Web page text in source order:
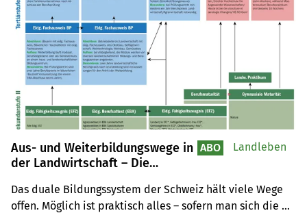
Aus- und Weiterbildungswege in
der Landwirtschaft – Die
Bildungssystem der Schweiz
Das duale Bildungssystem der Schweiz hält viele Wege
offen. Möglich ist praktisch alles – sofern man sich die
ABO Landleben